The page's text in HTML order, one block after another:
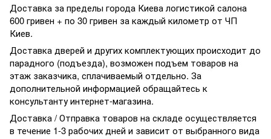
Доставка за пределы города Киева логистикой салона
600 гривен + по 30 гривен за каждый километр от ЧП
Киев.
Доставка дверей и других комплектующих происходит до
парадного (подъезда), возможен подъем товаров на
этаж заказчика, сплачиваемый отдельно. За
дополнительной информацией обращайтесь к
консультанту интернет-магазина.
Доставка / Отправка товаров на складе осуществляется
в течение 1-3 рабочих дней и зависит от выбранного вида